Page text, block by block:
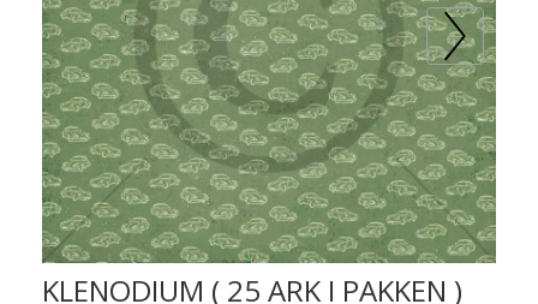
Prev
KLENODIUM ( 25 ARK I PAKKEN )